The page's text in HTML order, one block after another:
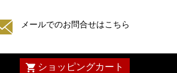
メールでのお問合せはこちら
ショッピングカート